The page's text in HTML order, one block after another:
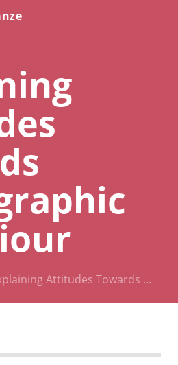
Attitudes Towards …